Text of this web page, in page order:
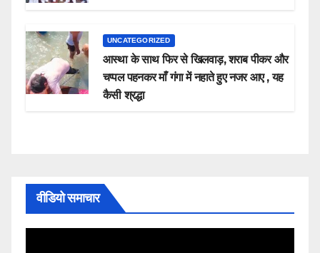
UNCATEGORIZED
आस्था के साथ फिर से खिलवाड़, शराब पीकर और
चप्पल पहनकर माँ गंगा में नहाते हुए नजर आए , यह
कैसी श्रद्धा
वीडियो समाचार